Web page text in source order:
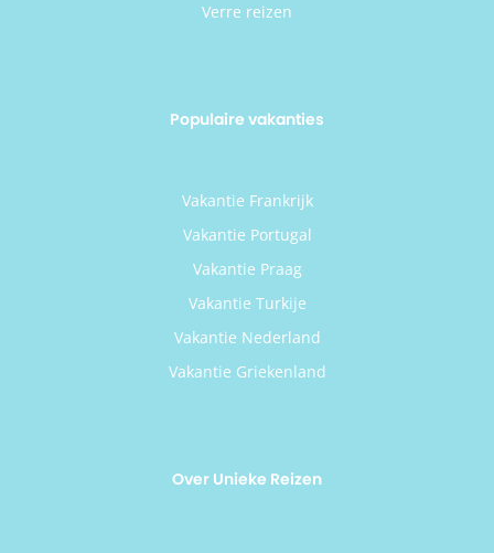
Verre reizen
Populaire vakanties
Vakantie Frankrijk
Vakantie Portugal
Vakantie Praag
Vakantie Turkije
Vakantie Nederland
Vakantie Griekenland
Over Unieke Reizen